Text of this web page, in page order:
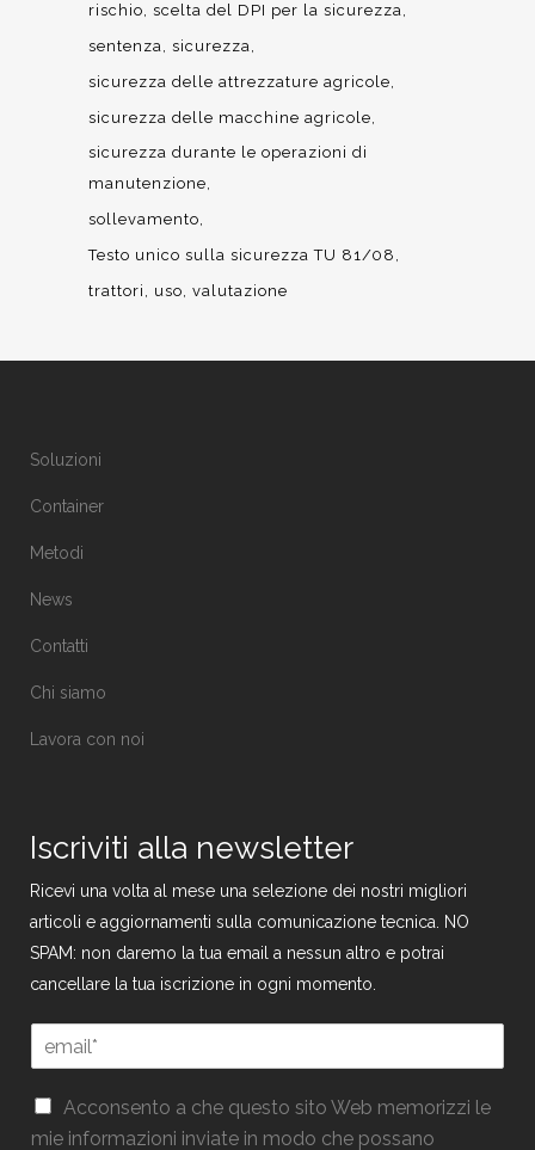
rischio scelta del DPI per la sicurezza
sentenza sicurezza
sicurezza delle attrezzature agricole
sicurezza delle macchine agricole
sicurezza durante le operazioni di
manutenzione
sollevamento
Testo unico sulla sicurezza TU 81/08
trattori
uso valutazione
Soluzioni
Container
Metodi
News
Contatti
Chi siamo
Lavora con noi
Iscriviti alla newsletter
Ricevi una volta al mese una selezione dei nostri migliori
articoli e aggiornamenti sulla comunicazione tecnica. NO
SPAM: non daremo la tua email a nessun altro e potrai
cancellare la tua iscrizione in ogni momento.
G
P
R
*
*
m
l
G
Acconsento a che questo sito Web memorizzi le
mie informazioni inviate in modo che possano